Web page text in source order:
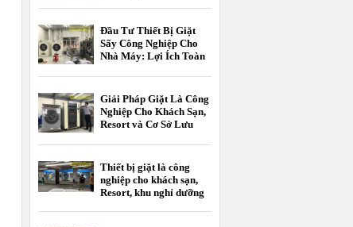
Đầu Tư Thiết Bị Giặt
Sấy Công Nghiệp Cho
Nhà Máy: Lợi Ích Toàn
Giải Pháp Giặt Là Công
Nghiệp Cho Khách Sạn,
Resort và Cơ Sở Lưu
Thiết bị giặt là công
nghiệp cho khách sạn,
Resort, khu nghỉ dưỡng